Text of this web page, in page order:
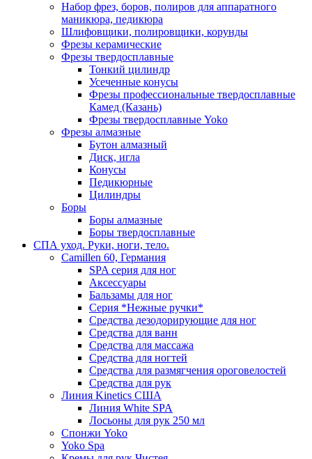
Набор фрез, боров, полиров для аппаратного
маникюра, педикюра
Шлифовщики, полировщики, корунды
Фрезы керамические
Фрезы твердосплавные
Тонкий цилиндр
Усеченные конусы
Фрезы профессиональные твердосплавные
Камед (Казань)
Фрезы твердосплавные Yoko
Фрезы алмазные
Бутон алмазный
Диск, игла
Конусы
Педикюрные
Цилиндры
Боры
Боры алмазные
Боры твердосплавные
СПА уход. Руки, ноги, тело.
Camillen 60, Германия
SPA серия для ног
Аксессуары
Бальзамы для ног
Серия *Нежные ручки*
Средства дезодорирующие для ног
Средства для ванн
Средства для массажа
Средства для ногтей
Средства для размягчения ороговелостей
Средства для рук
Линия Kinetics США
Линия White SPA
Лосьоны для рук 250 мл
Спонжи Yoko
Yoko Spa